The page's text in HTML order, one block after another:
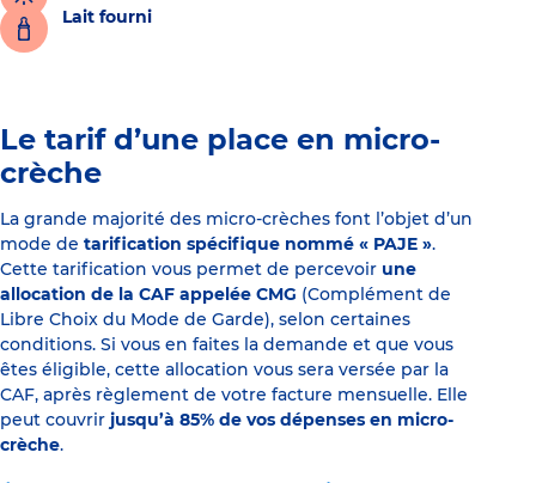
Lait fourni
Le tarif d’une place en micro-
crèche
La grande majorité des micro-crèches font l’objet d’un
mode de tarification spécifique nommé « PAJE ».
Cette tarification vous permet de percevoir une
allocation de la CAF appelée CMG (Complément de
Libre Choix du Mode de Garde), selon certaines
conditions. Si vous en faites la demande et que vous
êtes éligible, cette allocation vous sera versée par la
CAF, après règlement de votre facture mensuelle. Elle
peut couvrir jusqu’à 85% de vos dépenses en micro-
crèche.